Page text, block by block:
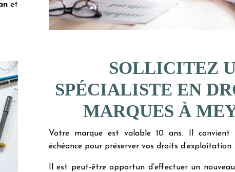
et
SOLLICITEZ
SPÉCIALISTE EN
MARQUES À
Votre marque est valable 10 ans. Il convient
échéance pour préserver vos droits d’exploitation.
Il est peut-être opportun d’effectuer un